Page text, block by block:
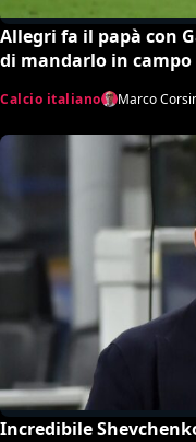
Allegri fa il papà con
di mandarlo in campo
Calcio italiano Marco
Incredibile